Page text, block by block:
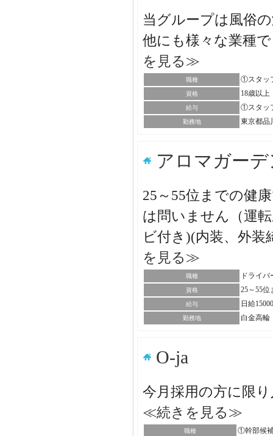
当グループは風俗
他にも様々な業種
を見る≫
職種 ①スタッ
資格 18歳以上
給与 ①スタッ
勤務地 東京都品
アロマガー
25～55位までの健
は問いません（運
ビ付き)(内装、外
を見る≫
職種 ドライバ
資格 25～55
給与 日給
勤務地 白金高輪
O-ja
今月採用の方に限
≪続きを見る≫
職種 ①幹部候